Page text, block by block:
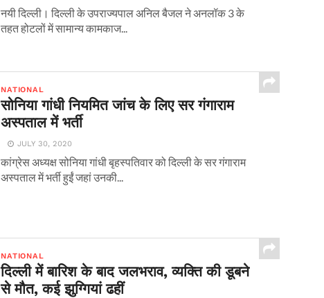
नयी दिल्ली। दिल्ली के उपराज्यपाल अनिल बैजल ने अनलॉक 3 के
तहत होटलों में सामान्य कामकाज...
NATIONAL
सोनिया गांधी नियमित जांच के लिए सर गंगाराम
अस्पताल में भर्ती
JULY 30, 2020
कांग्रेस अध्यक्ष सोनिया गांधी बृहस्पतिवार को दिल्ली के सर गंगाराम
अस्पताल में भर्ती हुईं जहां उनकी...
NATIONAL
दिल्ली में बारिश के बाद जलभराव, व्यक्ति की डूबने
से मौत, कई झुग्गियां ढहीं